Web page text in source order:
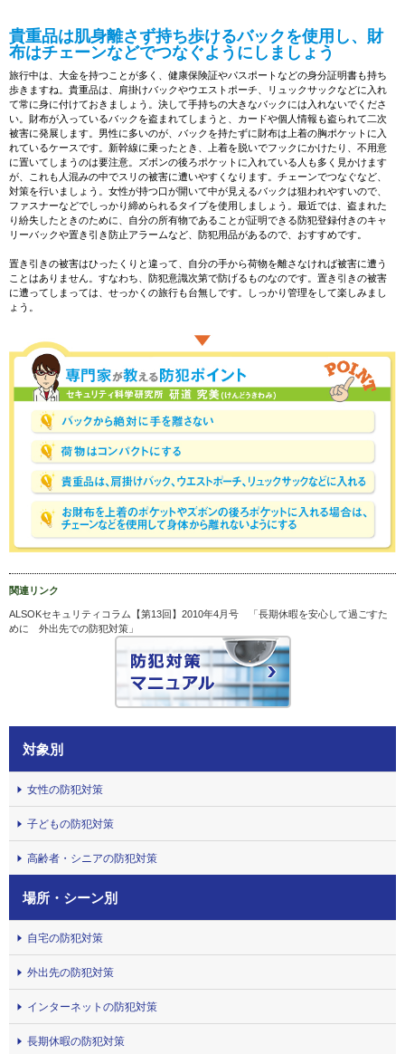
貴重品は肌身離さず持ち歩けるバックを使用し、財
布はチェーンなどでつなぐようにしましょう
旅行中は、大金を持つことが多く、健康保険証やパスポートなどの身分証明書も持ち
歩きますね。貴重品は、肩掛けバックやウエストポーチ、リュックサックなどに入れ
て常に身に付けておきましょう。決して手持ちの大きなバックには入れないでくださ
い。財布が入っているバックを盗まれてしまうと、カードや個人情報も盗られて二次
被害に発展します。男性に多いのが、バックを持たずに財布は上着の胸ポケットに入
れているケースです。新幹線に乗ったとき、上着を脱いでフックにかけたり、不用意
に置いてしまうのは要注意。ズボンの後ろポケットに入れている人も多く見かけます
が、これも人混みの中でスリの被害に遭いやすくなります。チェーンでつなぐなど、
対策を行いましょう。女性が持つ口が開いて中が見えるバックは狙われやすいので、
ファスナーなどでしっかり締められるタイプを使用しましょう。最近では、盗まれた
り紛失したときのために、自分の所有物であることが証明できる防犯登録付きのキャ
リーバックや置き引き防止アラームなど、防犯用品があるので、おすすめです。
置き引きの被害はひったくりと違って、自分の手から荷物を離さなければ被害に遭う
ことはありません。すなわち、防犯意識次第で防げるものなのです。置き引きの被害
に遭ってしまっては、せっかくの旅行も台無しです。しっかり管理をして楽しみまし
ょう。
関連リンク
ALSOKセキュリティコラム【第13回】2010年4月号 「長期休暇を安心して過ごすた
めに 外出先での防犯対策」
対象別
女性の防犯対策
子どもの防犯対策
高齢者・シニアの防犯対策
場所・シーン別
自宅の防犯対策
外出先の防犯対策
インターネットの防犯対策
長期休暇の防犯対策